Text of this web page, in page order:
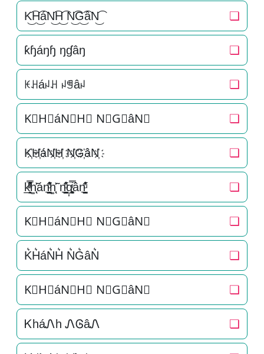
K͜͡H͜͡áN͜͡H͜͡ N͜͡G͜͡âN͜͡ ❏
ƙɧáŋɧ ŋɠâŋ ❏
ꀘꃅáꈤꃅ ꈤꁅâꈤ ❏
K⃟H⃟áN⃟H⃟ N⃟G⃟âN⃟ ❏
K҉H҉áN҉H҉ N҉G҉âN҉ ❏
k̲̱̠̞̖ͧ̔͊̇̽̿̑ͯͅh͚̖̜̍̃͐án͉̠̙͉̗̺̋̋̔ͧ̊h͚̖̜̍̃͐ n͉̠̙͉̗̺̋̋̔ͧ̊g͎͚̥͎͔͕ͥ̿ân͉̠̙͉̗̺̋̋̔ͧ̊ ❏
K⃗H⃗áN⃗H⃗ N⃗G⃗âN⃗ ❏
K͛H͛áN͛H͛ N͛G͛âN͛ ❏
K⃒H⃒áN⃒H⃒ N⃒G⃒âN⃒ ❏
ᏦháᏁh ᏁᎶâᏁ ❏